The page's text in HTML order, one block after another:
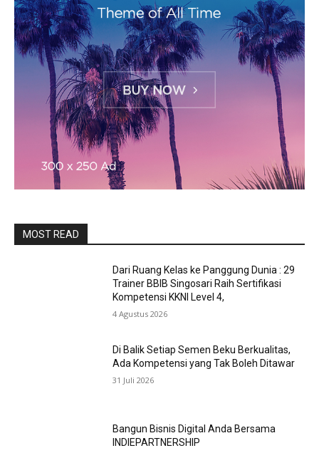
MOST READ
Dari Ruang Kelas ke Panggung Dunia : 29
Trainer BBIB Singosari Raih Sertifikasi
Kompetensi KKNI Level 4,
4 Agustus 2026
Di Balik Setiap Semen Beku Berkualitas,
Ada Kompetensi yang Tak Boleh Ditawar
31 Juli 2026
Bangun Bisnis Digital Anda Bersama
INDIEPARTNERSHIP